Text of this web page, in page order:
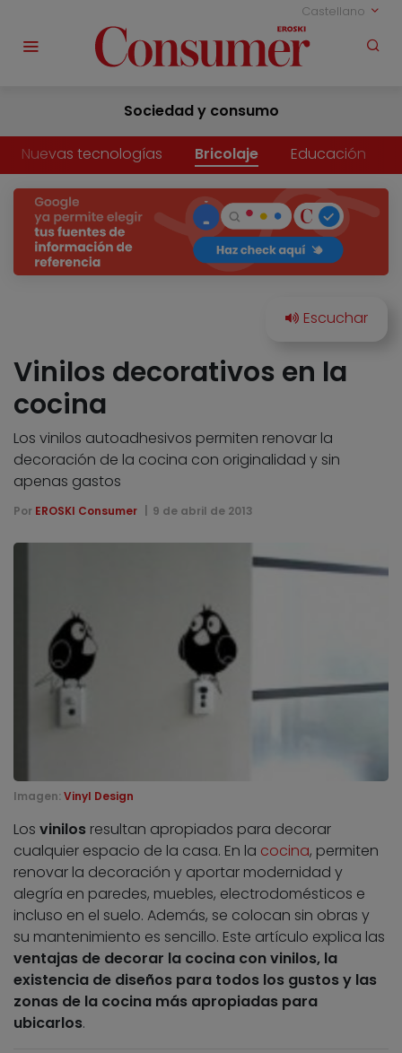
Castellano
Sociedad y consumo
Nuevas tecnologías Bricolaje Educación
Vinilos decorativos en la
cocina
Los vinilos autoadhesivos permiten renovar la
decoración de la cocina con originalidad y sin
apenas gastos
Por EROSKI Consumer 9 de abril de 2013
Imagen: Vinyl Design
Los vinilos resultan apropiados para decorar
cualquier espacio de la casa. En la cocina, permiten
renovar la decoración y aportar modernidad y
alegría en paredes, muebles, electrodomésticos e
incluso en el suelo. Además, se colocan sin obras y
su mantenimiento es sencillo. Este artículo explica las
ventajas de decorar la cocina con vinilos, la
existencia de diseños para todos los gustos y las
zonas de la cocina más apropiadas para
ubicarlos.